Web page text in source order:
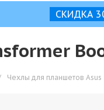
СКИДКА
Чехлы для планшетов Asus